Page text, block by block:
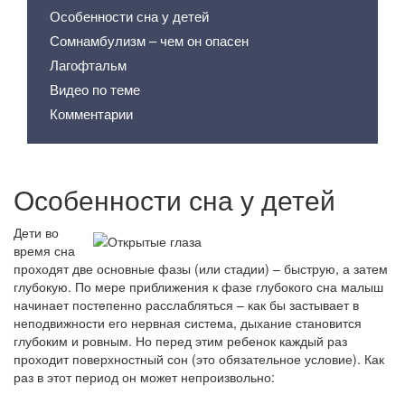
Особенности сна у детей
Сомнамбулизм – чем он опасен
Лагофтальм
Видео по теме
Комментарии
Особенности сна у детей
Дети во
время сна
проходят две основные фазы (или стадии) – быструю, а затем
глубокую. По мере приближения к фазе глубокого сна малыш
начинает постепенно расслабляться – как бы застывает в
неподвижности его нервная система, дыхание становится
глубоким и ровным. Но перед этим ребенок каждый раз
проходит поверхностный сон (это обязательное условие). Как
раз в этот период он может непроизвольно: